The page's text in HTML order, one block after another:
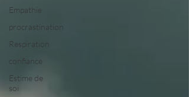
Empathie
procrastination
Respiration
confiance
Estime de
soi